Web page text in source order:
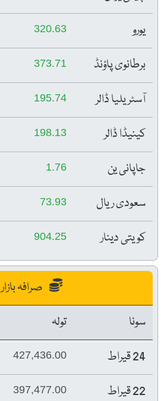
یورو 320.63
برطانوی پاؤنڈ 373.71
آسٹریلیا ڈالر 195.74
کینیڈا ڈالر 198.13
جاپانی ین 1.76
سعودی ریال 73.93
کویتی دینار 904.25
صرافہ بازار
سونا
تولہ
24 قیراط
427,436.00
22 قیراط 397,477.00